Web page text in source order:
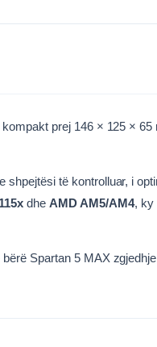
prej 146 × 125 × 65
të kontrolluar, i
dhe AMD AM5/AM4, ky
Spartan 5 MAX